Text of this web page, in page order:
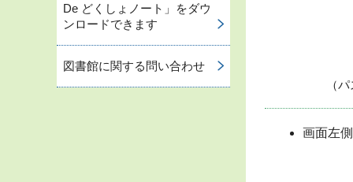
（パス
画面左
De どくしょノート」をダウ
ンロードできます
図書館に関する問い合わせ